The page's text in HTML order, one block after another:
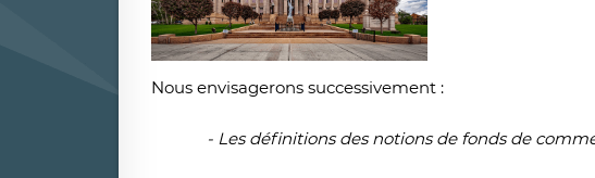
Nous envisagerons successivement :
- Les définitions des notions de fonds de